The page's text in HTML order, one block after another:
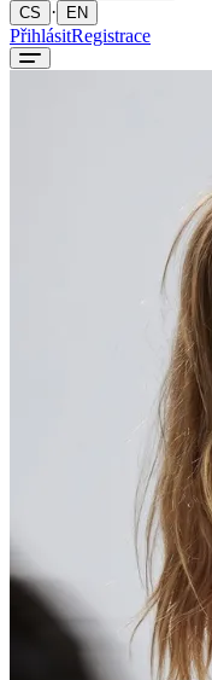
CS
· EN
PřihlásitRegistrace